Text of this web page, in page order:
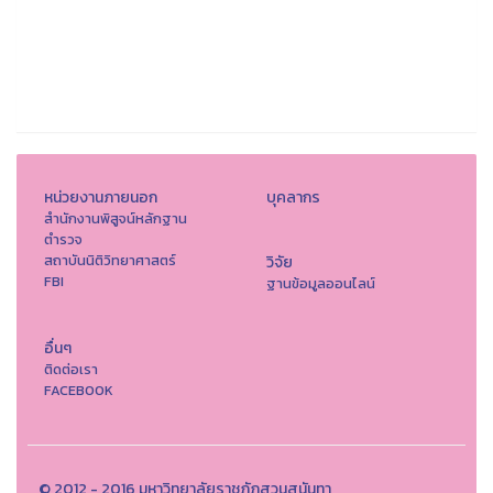
หน่วยงานภายนอก
สำนักงานพิสูจน์หลักฐาน
ตำรวจ
สถาบันนิติวิทยาศาสตร์
FBI
บุคลากร
วิจัย
ฐานข้อมูลออนไลน์
อื่นๆ
ติดต่อเรา
FACEBOOK